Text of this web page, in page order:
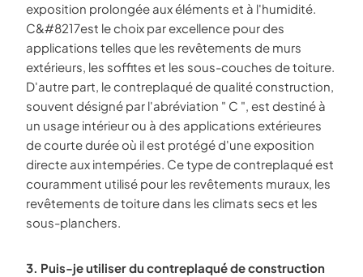
exposition prolongée aux éléments et à l'humidité.
C&#8217est le choix par excellence pour des
applications telles que les revêtements de murs
extérieurs, les soffites et les sous-couches de toiture.
D'autre part, le contreplaqué de qualité construction,
souvent désigné par l'abréviation " C ", est destiné à
un usage intérieur ou à des applications extérieures
de courte durée où il est protégé d'une exposition
directe aux intempéries. Ce type de contreplaqué est
couramment utilisé pour les revêtements muraux, les
revêtements de toiture dans les climats secs et les
sous-planchers.
3. Puis-je utiliser du contreplaqué de construction